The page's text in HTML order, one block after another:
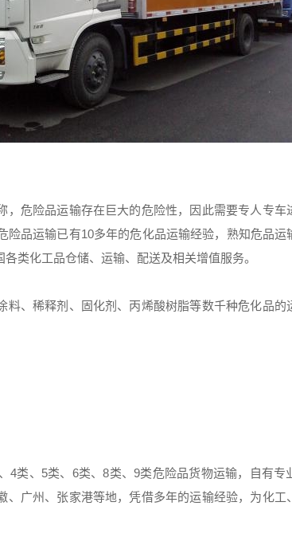
，危险品运输存在巨大的危险性，因此需要专人专车
险品运输已有10多年的危化品运输经验，熟知危品
类化工品仓储、运输、配送及相关增值服务。
料、稀释剂、固化剂、丙烯酸树脂等数千种危化品的
4类、5类、6类、8类、9类危险品货物运输，自有专
、广州、张家港等地，凭借多年的运输经验，为化工